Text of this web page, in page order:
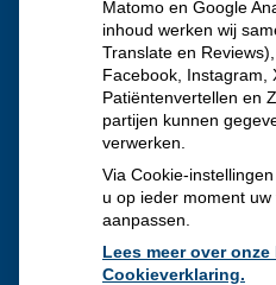
Matomo en Google
inhoud werken wij
Translate en
Facebook, Instagram,
Patiëntenvertellen en
partijen kunnen
verwerken.
Via Cookie-
u op ieder moment
aanpassen.
Lees meer over onze
Cookieverklaring.